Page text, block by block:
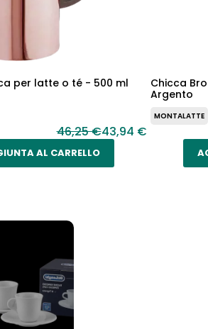
per latte o té - 500 ml
46,25 €43,94 €
AL CARRELLO
Chicca
Argento
MONTALATTE